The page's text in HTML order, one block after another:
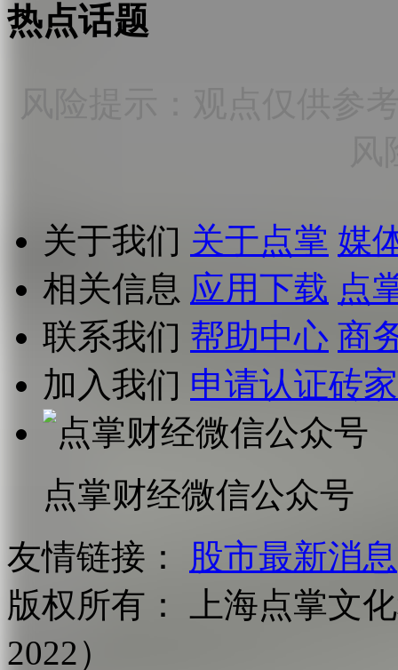
热点话题
关于我们 关于点掌 媒
相关信息 应用下载 点
联系我们 帮助中心 商
加入我们 申请认证砖家
点掌财经微信公众号
友情链接：
股市最新消息
版权所有：
上海点掌文
2022）